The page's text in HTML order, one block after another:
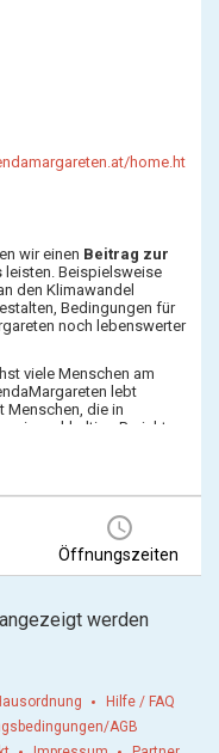
home.ht
wir einen Beitrag zur
leisten. Beispielsweise
den Klimawandel
Bedingungen für
noch lebenswerter
viele Menschen am
lebt
Menschen, die in
nachhaltige Projekte
in AgendaGruppen.
Draht zur
Schicken Sie uns ein E-Mail
vor Ort. Um auf dem
query_builder
Öffnungszeiten
werden
Hilfe / FAQ
AGB